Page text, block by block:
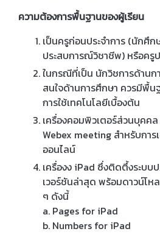
ความต้องการพื้นฐานของผู้เรียน
เป็นครูก่อนประจำการ (นักศึ
ประสบการณ์วิชาชีพ) หรือครูป
ในกรณีที่เป็น นักวิชการด้าน
สนใจด้านการศึกษา ควรมีพื้น
การใช้เทคโนโลยีเบื้องต้น
เครื่องคอมพิวเตอร์ส่วนบุคค
Webex meeting สำหรับการ
ออนไลน์
เครื่องง iPad ซึ่งติดตึ้งระบบ
เวอร์ชันล่าสุด พร้อมดาวน์โห
ๆ ดังนี้
a. Pages for iPad
b. Numbers for iPad